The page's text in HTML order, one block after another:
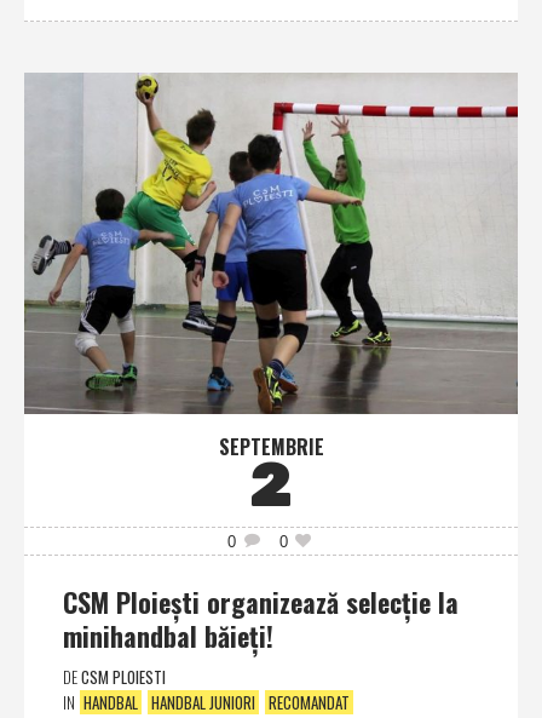
SEPTEMBRIE
2
0 0
CSM Ploieşti organizează selecţie la
minihandbal băieţi!
DECSM PLOIESTI
IN HANDBAL HANDBAL JUNIORI RECOMANDAT